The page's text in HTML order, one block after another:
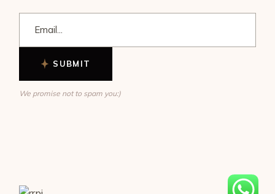
SUBMIT
We promise not to spam you:)